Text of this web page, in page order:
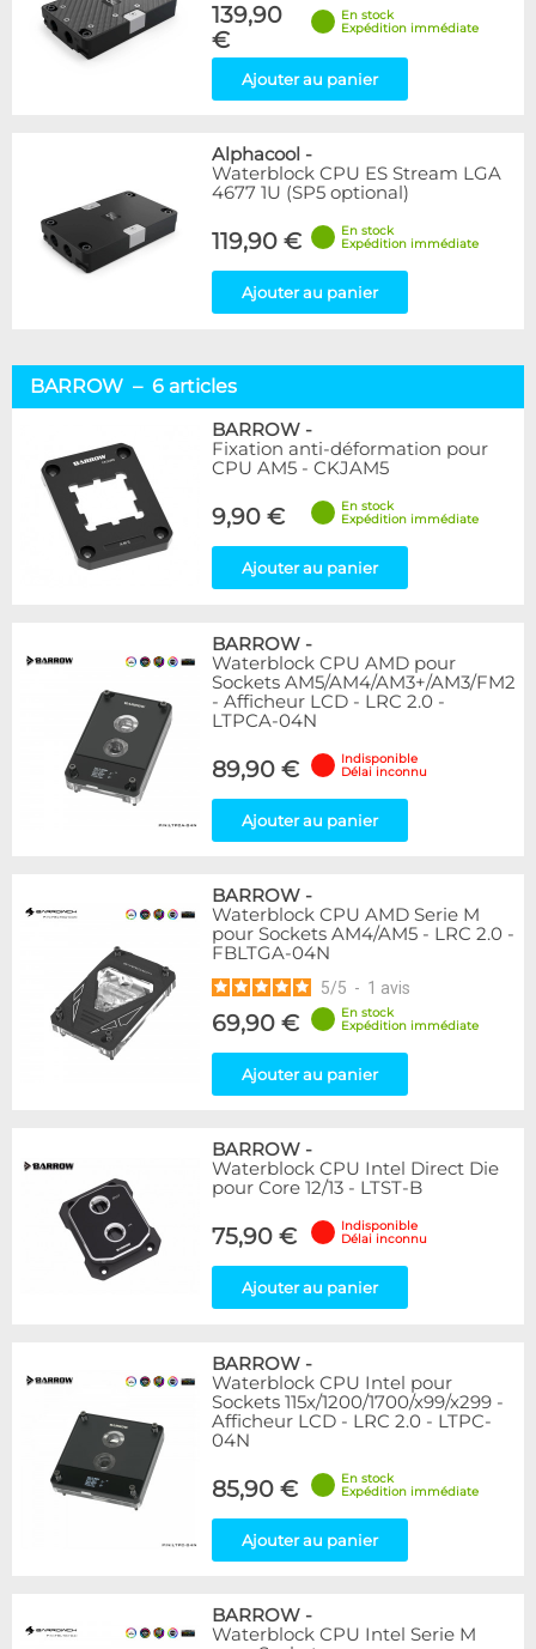
139,90
€
En stock
Expédition immédiate
Ajouter au panier
Alphacool -
Waterblock CPU ES Stream LGA
4677 1U (SP5 optional)
119,90 €
En stock
Expédition immédiate
Ajouter au panier
BARROW – 6 articles
BARROW -
Fixation anti-déformation pour
CPU AM5 - CKJAM5
9,90 €
En stock
Expédition immédiate
Ajouter au panier
BARROW -
Waterblock CPU AMD pour
Sockets AM5/AM4/AM3+/AM3/FM2
- Afficheur LCD - LRC 2.0 -
LTPCA-04N
89,90 €
Indisponible
Délai inconnu
Ajouter au panier
BARROW -
Waterblock CPU AMD Serie M
pour Sockets AM4/AM5 - LRC 2.0 -
FBLTGA-04N
5/5 - 1 avis
69,90 €
En stock
Expédition immédiate
Ajouter au panier
BARROW -
Waterblock CPU Intel Direct Die
pour Core 12/13 - LTST-B
75,90 €
Indisponible
Délai inconnu
Ajouter au panier
BARROW -
Waterblock CPU Intel pour
Sockets 115x/1200/1700/x99/x299 -
Afficheur LCD - LRC 2.0 - LTPC-
04N
85,90 €
En stock
Expédition immédiate
Ajouter au panier
BARROW -
Waterblock CPU Intel Serie M